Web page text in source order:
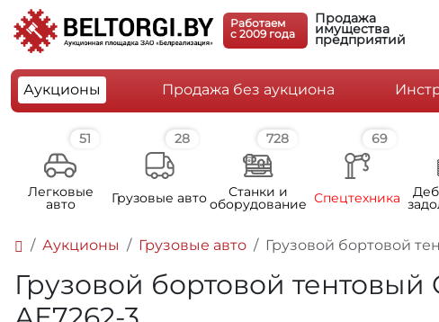
Работаем
c 2009 года
Продажа
имущества
предприятий
Аукционы Продажа без аукциона
51
Легковые
авто
28
Грузовые авто
728
Станки и
оборудование
69
Спецтехника
Аукционы Грузовые авто Грузовой бортовой
Грузовой бортовой тентовый